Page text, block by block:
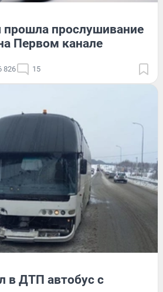
прослушивание
Первом канале
826 15
в ДТП автобус с